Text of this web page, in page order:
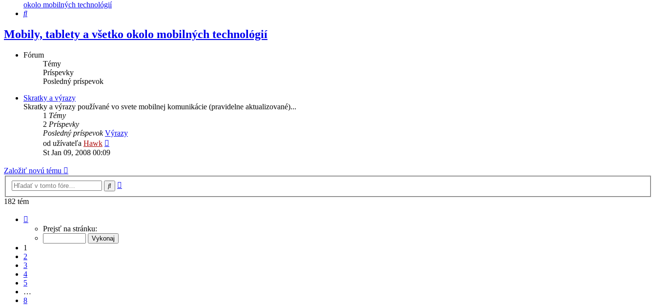
okolo mobilných technológií
Hľadať
Mobily, tablety a všetko okolo mobilných technológií
Fórum
Témy
Príspevky
Posledný príspevok
Skratky a výrazy
Skratky a výrazy používané vo svete mobilnej komunikácie (pravidelne aktualizované)...
1 Témy
2 Príspevky
Posledný príspevok Výrazy
od užívateľa Hawk
posledný
St Jan 09, 2008 00:09
Založiť novú tému
Hľadať
182 tém
Prejsť na stránku:
1
2
3
4
5
…
8